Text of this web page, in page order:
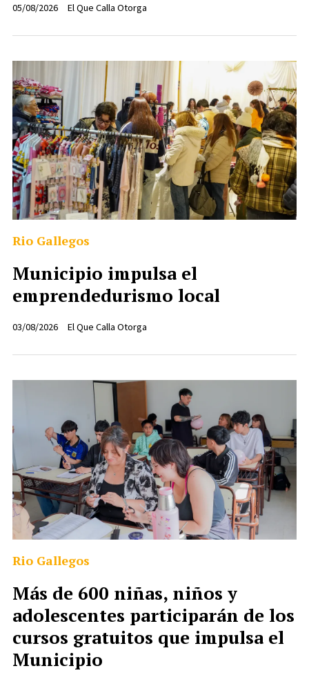
El Que Calla Otorga
05/08/2026
Municipio impulsa el
emprendedurismo local
El Que Calla Otorga
Rio Gallegos
03/08/2026
Más de 600 niñas, niños y
adolescentes participarán de los
cursos gratuitos que impulsa el
Municipio
Rio Gallegos